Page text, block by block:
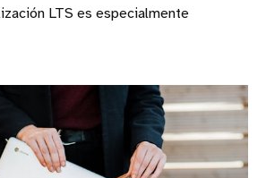
LTS es especialmente